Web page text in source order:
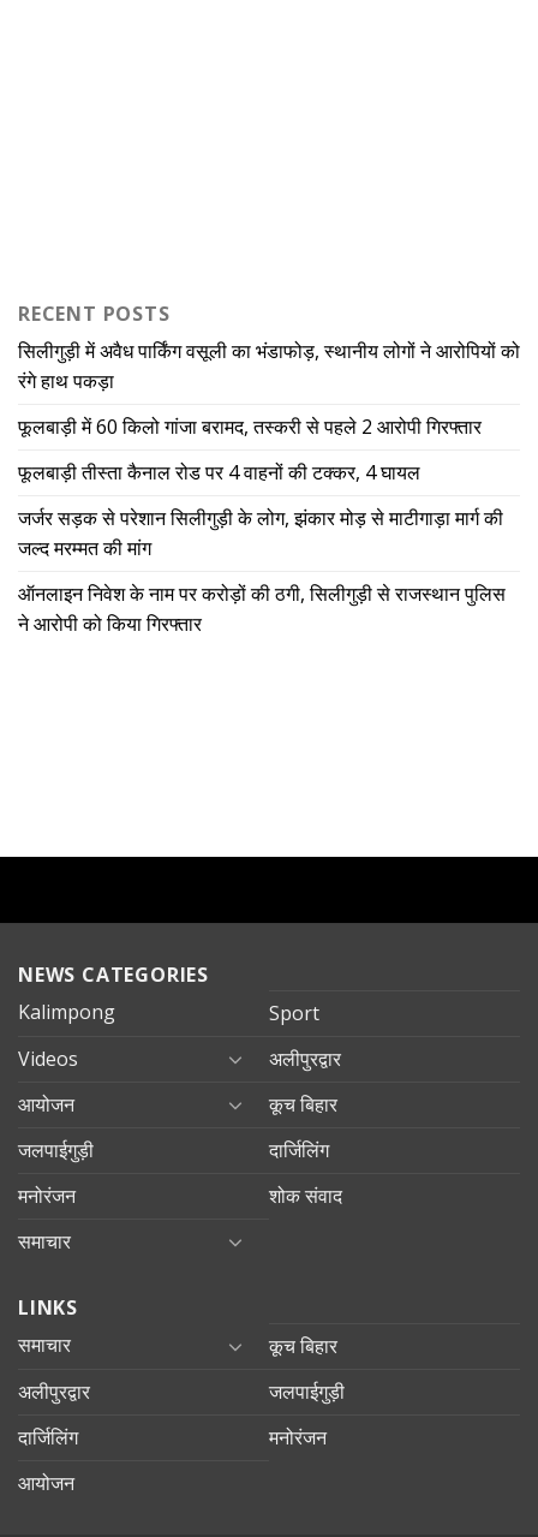
RECENT POSTS
सिलीगुड़ी में अवैध पार्किंग वसूली का भंडाफोड़, स्थानीय लोगों ने आरोपियों को
रंगे हाथ पकड़ा
फूलबाड़ी में 60 किलो गांजा बरामद, तस्करी से पहले 2 आरोपी गिरफ्तार
फूलबाड़ी तीस्ता कैनाल रोड पर 4 वाहनों की टक्कर, 4 घायल
जर्जर सड़क से परेशान सिलीगुड़ी के लोग, झंकार मोड़ से माटीगाड़ा मार्ग की
जल्द मरम्मत की मांग
ऑनलाइन निवेश के नाम पर करोड़ों की ठगी, सिलीगुड़ी से राजस्थान पुलिस
ने आरोपी को किया गिरफ्तार
NEWS CATEGORIES
Kalimpong
Sport
Videos
अलीपुरद्वार
आयोजन
कूच बिहार
जलपाईगुड़ी
दार्जिलिंग
मनोरंजन
शोक संवाद
समाचार
LINKS
समाचार
कूच बिहार
अलीपुरद्वार
जलपाईगुड़ी
दार्जिलिंग
मनोरंजन
आयोजन